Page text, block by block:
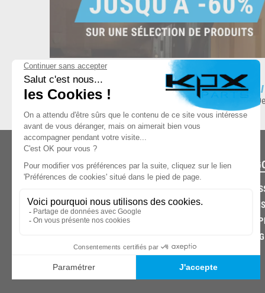
ESPACE DE STOCKAGE
8.500 produits en stock
03.85.32.96.74
© 2026 -KPX PARTS- SITE CRÉÉ PARLET'S CLIC